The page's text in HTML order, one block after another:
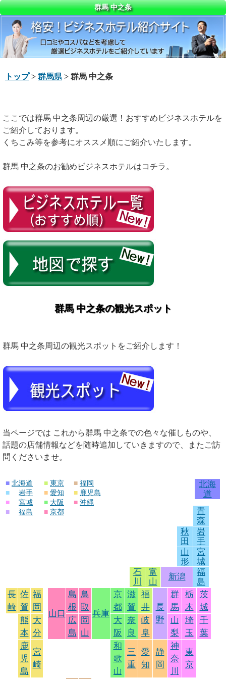
群馬 中之条
トップ> 群馬県 > 群馬 中之条
ここでは群馬 中之条周辺の厳選！おすすめビジネスホテルを
ご紹介しております。
くちこみ等を参考にオススメ順にご紹介いたします。
群馬 中之条のお勧めビジネスホテルはコチラ。
群馬 中之条の観光スポット
群馬 中之条周辺の観光スポットをご紹介します！
当ページでは これから群馬 中之条での色々な催しものや、
話題の店舗情報などを随時追加していきますので、またご訪
問くださいませ。
■ 北海道
■
岩手
■
宮城
■
福島
■ 東京
■ 愛知
■ 大阪
■ 京都
■ 福岡
■ 鹿児島
■ 沖縄
北海
道
青
森
秋
田
岩
手
山
形
宮
城
石
川
富
山
新潟
福
島
長
崎
佐
賀
福
岡
山口
島
根
鳥
取
兵庫
京
都
滋
賀
福
井
長
野
群
馬
栃
木
茨
城
熊
本
大
分
広
島
岡
山
大
阪
奈
良
岐
阜
山
梨
埼
玉
千
葉
鹿
児
島
宮
崎
和
歌
山
三
重
愛
知
静
岡
神
奈
川
東
京